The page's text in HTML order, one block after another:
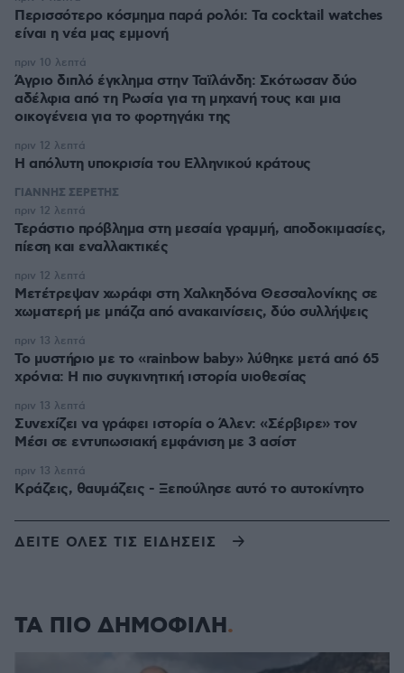
Περισσότερο κόσμημα παρά ρολόι: Τα cocktail watches
είναι η νέα μας εμμονή
Άγριο διπλό έγκλημα στην Ταϊλάνδη: Σκότωσαν δύο
αδέλφια από τη Ρωσία για τη μηχανή τους και μια
οικογένεια για το φορτηγάκι της
πριν 10 λεπτά
Η απόλυτη υποκρισία του Ελληνικού κράτους
πριν 12 λεπτά
ΓΙΑΝΝΗΣ ΣΕΡΕΤΗΣ
Τεράστιο πρόβλημα στη μεσαία γραμμή, αποδοκιμασίες,
πίεση και εναλλακτικές
πριν 12 λεπτά
Μετέτρεψαν χωράφι στη Χαλκηδόνα Θεσσαλονίκης σε
χωματερή με μπάζα από ανακαινίσεις, δύο συλλήψεις
πριν 12 λεπτά
Το μυστήριο με το «rainbow baby» λύθηκε μετά από 65
χρόνια: Η πιο συγκινητική ιστορία υιοθεσίας
πριν 13 λεπτά
Συνεχίζει να γράφει ιστορία ο Άλεν: «Σέρβιρε» τον
Μέσι σε εντυπωσιακή εμφάνιση με 3 ασίστ
πριν 13 λεπτά
Κράζεις, θαυμάζεις - Ξεπούλησε αυτό το αυτοκίνητο
πριν 13 λεπτά
ΔΕΙΤΕ ΟΛΕΣ ΤΙΣ ΕΙΔΗΣΕΙΣ
ΤΑ ΠΙΟ ΔΗΜΟΦΙΛΗ